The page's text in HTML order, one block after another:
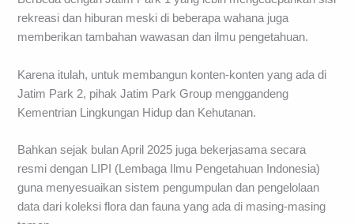
rekreasi dan hiburan meski di beberapa wahana juga
memberikan tambahan wawasan dan ilmu pengetahuan.
Karena itulah, untuk membangun konten-konten yang ada di
Jatim Park 2, pihak Jatim Park Group menggandeng
Kementrian Lingkungan Hidup dan Kehutanan.
Bahkan sejak bulan April 2025 juga bekerjasama secara
resmi dengan LIPI (Lembaga Ilmu Pengetahuan Indonesia)
guna menyesuaikan sistem pengumpulan dan pengelolaan
data dari koleksi flora dan fauna yang ada di masing-masing